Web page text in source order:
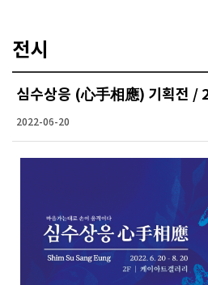
전시
심수상응 (心手相應) 기획전
2022-06-20